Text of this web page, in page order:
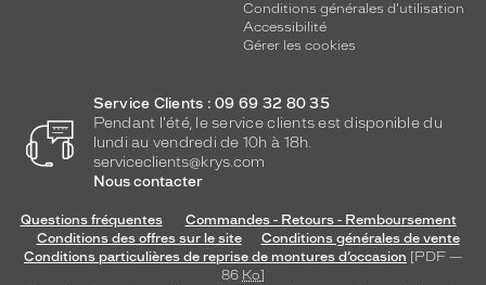
Conditions générales d'utilisation
Accessibilité
Gérer les cookies
Service Clients : 09 69 32 80 35
Pendant l'été, le service clients est disponible du
lundi au vendredi de 10h à 18h.
serviceclients@krys.com
Nous contacter
Questions fréquentes
Commandes - Retours - Remboursement
Conditions des offres sur le site
Conditions générales de vente
Conditions particulières de reprise de montures d’occasion [PDF —
86 Ko]